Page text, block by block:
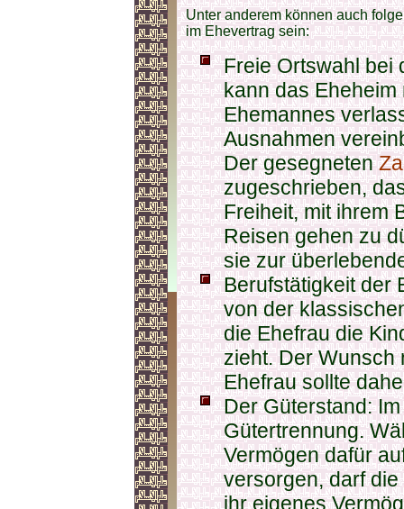
Unter anderem können auch
im Ehevertrag sein:
Freie Ortswahl bei
kann das
Ehemannes
Ausnahmen
Der gesegneten
zugeschrieben,
Freiheit, mit ihrem
Reisen gehen zu
sie zur
Berufstätigkeit der
von der
die Ehefrau die
zieht. Der Wunsch
Ehefrau sollte
Der Güterstand:
Gütertrennung.
Vermögen dafür
versorgen, darf
ihr eigenes